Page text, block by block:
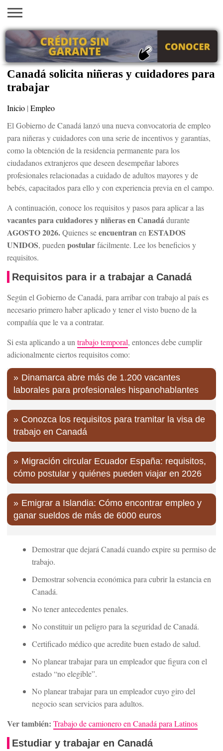
INICIO
AYUDAS
ECONÓMICAS
VACANTES
EN EEUU
SACA
TU
VISA
EMPLEOS
TRÁMITES
PRÉSTAMOS
CURSOS
HOGAR
BELLEZA
Canadá solicita niñeras y cuidadores para
trabajar
Inicio | Empleo
El Gobierno de Canadá lanzó una nueva convocatoria de empleo
para niñeras y cuidadores con una serie de incentivos y garantías,
como la obtención de la residencia permanente para los
ciudadanos extranjeros que deseen desempeñar labores
profesionales relacionadas a cuidado de adultos mayores y de
bebés, capacitados para ello y con experiencia previa en el campo.
A continuación, conoce los requisitos y pasos para aplicar a las
vacantes para cuidadores y niñeras en Canadádurante
AGOSTO 2026.Quienes seencuentranen ESTADOS
UNIDOS, pueden postularfácilmente. Lee los beneficios y
requisitos.
Requisitos para ir a trabajar a Canadá
Según el Gobierno de Canadá, para arribar con trabajo al país es
necesario primero haber aplicado y tener el visto bueno de la
compañía que le va a contratar.
Si esta aplicando a un trabajo temporal, entonces debe cumplir
adicionalmente ciertos requisitos como:
Dinamarca abre más de 1.200 vacantes
laborales para profesionales hispanohablantes
Conozca los requisitos para tramitar la visa de
trabajo en Canadá
Migración circular Ecuador España: requisitos,
cómo postular y quiénes pueden viajar en 2026
Emigrar a Islandia: Cómo encontrar empleo y
ganar sueldos de más de 6000 euros
Demostrar que dejará Canadá cuando expire su permiso de
trabajo.
Demostrar solvencia económica para cubrir la estancia en
Canadá.
No tener antecedentes penales.
No constituir un peligro para la seguridad de Canadá.
Certificado médico que acredite buen estado de salud.
No planear trabajar para un empleador que figura con el
estado “no elegible”.
No planear trabajar para un empleador cuyo giro del
negocio sean servicios para adultos.
Ver también: Trabajo de camionero en Canadá para Latinos
Estudiar y trabajar en Canadá